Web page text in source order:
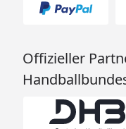
Offizieller